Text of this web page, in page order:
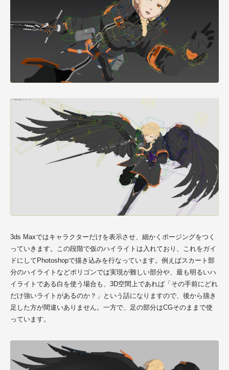
3ds Maxではキャラクターだけを表示させ、細かくポージングをつく
っていきます。この段階で仮のハイライトは入れており、これをガイ
ドにしてPhotoshopで描き込みを行なっています。例えばスカート部
分のハイライトなどポリゴンでは実現が難しい部分や、最も明るいハ
イライトである白を使う場合も、3D空間上であれば「その手前にどれ
だけ強いライトがあるのか？」という話になりますので、後から描き
足した方が間違いありません。一方で、足の部分はCGそのままで使
っています。